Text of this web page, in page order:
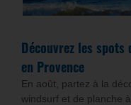
Découvrez les
en Provence
En août, partez à la
windsurf et de planche